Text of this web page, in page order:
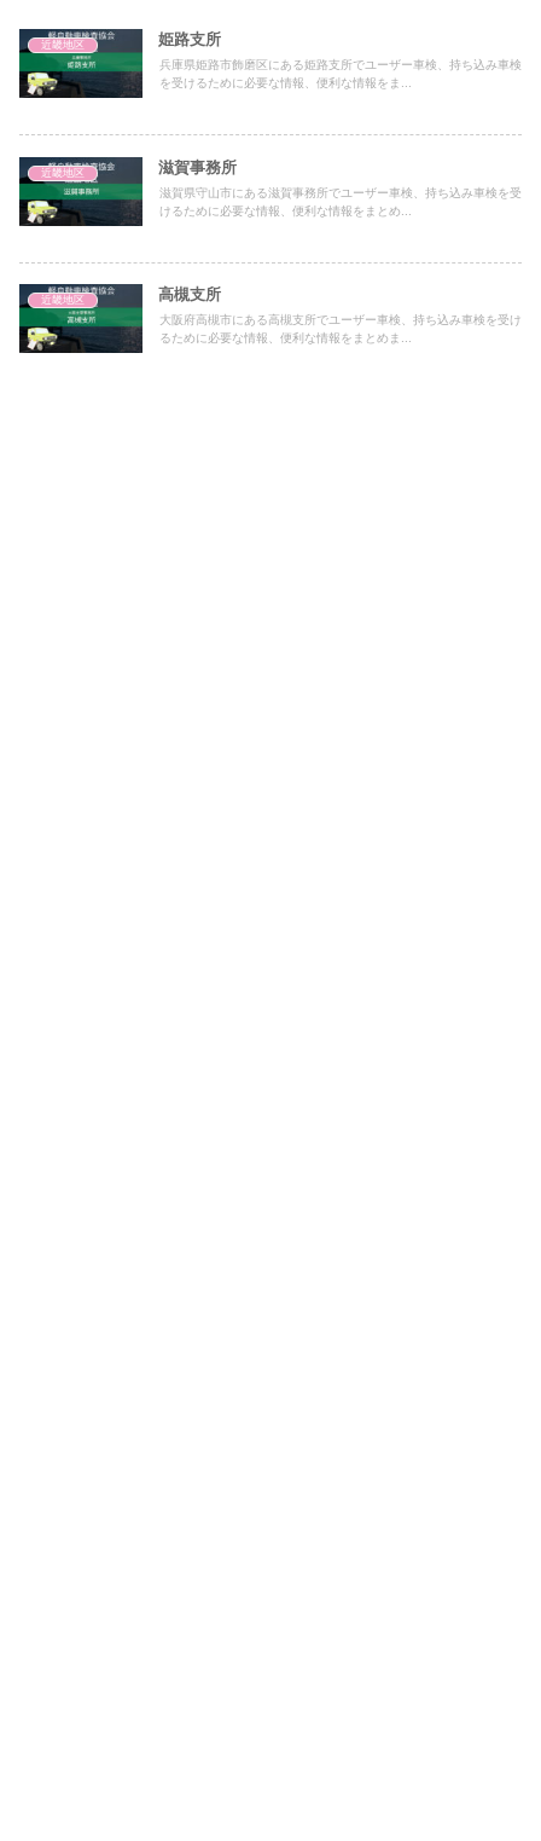
近畿地区 姫路支所
兵庫県姫路市飾磨区にある姫路支所でユーザー車検、持ち込み車検
を受けるために必要な情報、便利な情報をま...
近畿地区 滋賀事務所
滋賀県守山市にある滋賀事務所でユーザー車検、持ち込み車検を受
けるために必要な情報、便利な情報をまとめ...
近畿地区 高槻支所
大阪府高槻市にある高槻支所でユーザー車検、持ち込み車検を受け
るために必要な情報、便利な情報をまとめま...